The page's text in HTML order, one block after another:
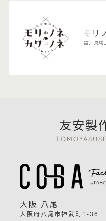
モリ
福井県勝
友安製
大阪 八尾
大阪府八尾市神武町1-36